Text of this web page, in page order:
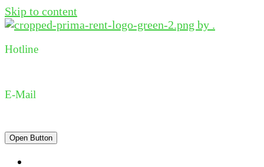
Skip to content
Hotline
E-Mail
Open Button